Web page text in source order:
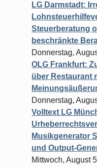
LG Darmstadt:
Steuerberatung
beschränkte
Donnerstag,
OLG Frankfurt:
über Restaurant
Donnerstag,
Volltext LG
Musikgenerator
und Output-
Mittwoch, August